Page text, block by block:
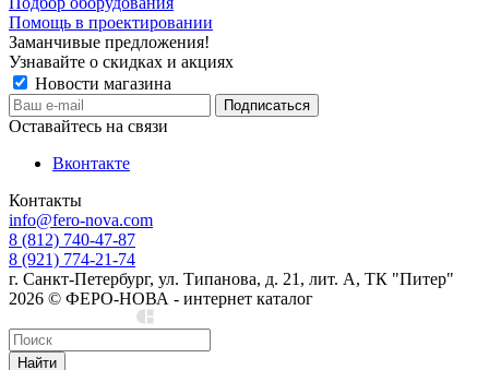
Помощь в проектировании
Заманчивые предложения!
Узнавайте о скидках и акциях
Новости магазина
Оставайтесь на связи
Вконтакте
Контакты
info@fero-nova.com
8 (812) 740-47-87
8 (921) 774-21-74
г. Санкт-Петербург, ул. Типанова, д. 21, лит. А, ТК "Питер"
2026 © ФЕРО-НОВА - интернет каталог
Найти